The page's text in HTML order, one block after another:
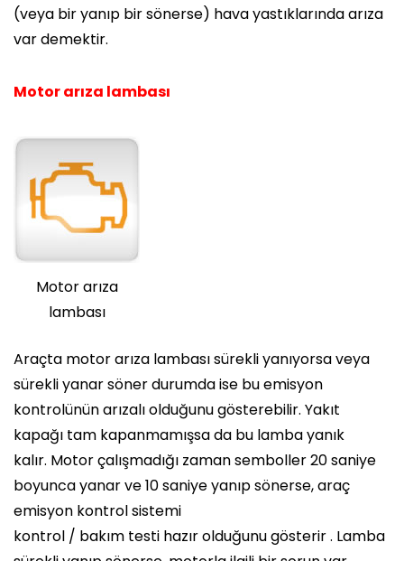
(veya bir yanıp bir sönerse) hava yastıklarında arıza
var demektir.
Motor arıza lambası
Motor arıza
lambası
Araçta motor arıza lambası sürekli yanıyorsa veya
sürekli yanar söner durumda ise bu emisyon
kontrolünün arızalı olduğunu gösterebilir. Yakıt
kapağı tam kapanmamışsa da bu lamba yanık
kalır. Motor çalışmadığı zaman semboller 20 saniye
boyunca yanar ve 10 saniye yanıp sönerse, araç
emisyon kontrol sistemi
kontrol / bakım testi hazır olduğunu gösterir . Lamba